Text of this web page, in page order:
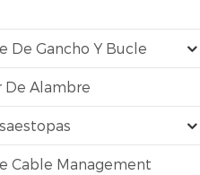
De Gancho Y Bucle
De Alambre
Cable Management